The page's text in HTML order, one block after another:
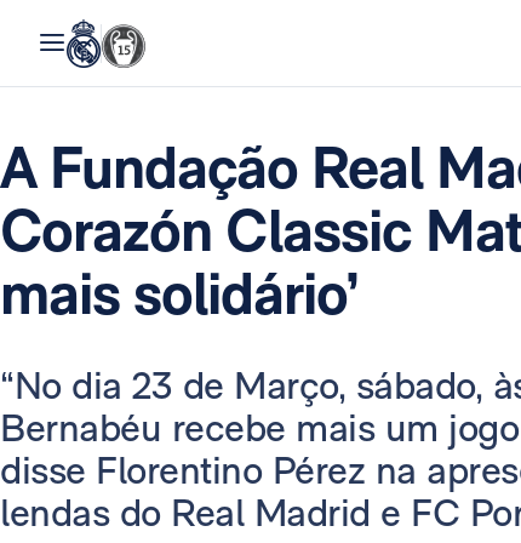
A Fundação Real
Corazón Classic
mais solidário’
“No dia 23 de Março, sábado,
Bernabéu recebe mais um
disse Florentino Pérez na
lendas do Real Madrid e FC